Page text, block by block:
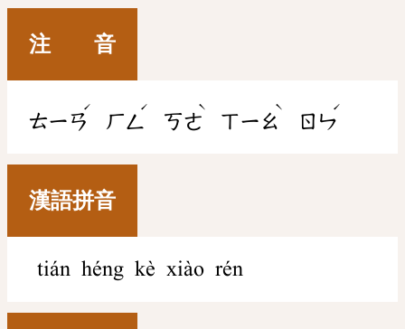
注 音
ㄊㄧㄢ
ˊ
ㄏㄥ
ˊ
ㄎㄜ
ˋ
ㄒㄧㄠ
ˋ
ㄖㄣ
ˊ
漢語拼音
tián héng kè xiào rén